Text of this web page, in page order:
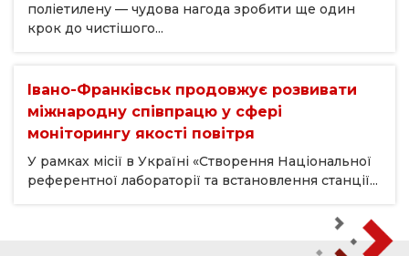
поліетилену — чудова нагода зробити ще один
крок до чистішого...
Івано-Франківськ продовжує розвивати
міжнародну співпрацю у сфері
моніторингу якості повітря
У рамках місії в Україні «Створення Національної
референтної лабораторії та встановлення станції...